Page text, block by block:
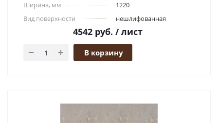
Ширина, мм
1220
Вид поверхности
нешлифованная
4542 руб. / лист
В корзину